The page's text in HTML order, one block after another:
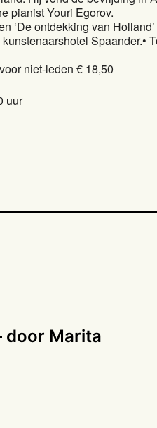
pianist Youri Egorov.
‘De ontdekking van
Spaander.•
niet-leden € 18,50
uur
door Marita